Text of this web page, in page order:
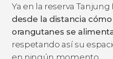
Ya en la reserva
desde la distancia
orangutanes se
respetando así su
en ningún momento.